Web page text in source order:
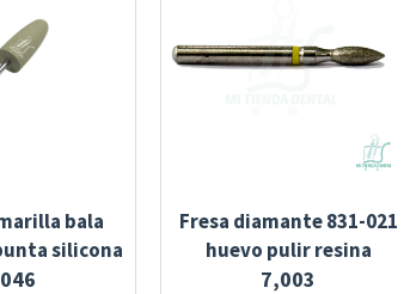
bala
silicona
Fresa diamante 831-021
huevo pulir resina
7,003